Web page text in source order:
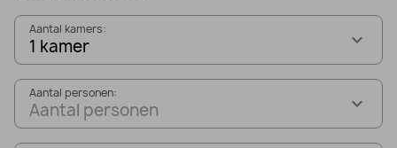
Aantal kamers:
1 kamer
Aantal personen:
Aantal personen